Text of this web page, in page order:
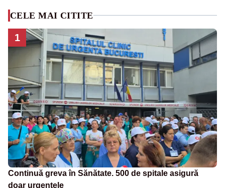
CELE MAI CITITE
1
Continuă greva în Sănătate. 500 de spitale asigură
doar urgențele